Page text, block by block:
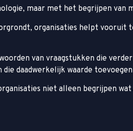
maar met het begrijpen van
organisaties helpt
van vraagstukken die
daadwerkelijk waarde
niet alleen begrijpen